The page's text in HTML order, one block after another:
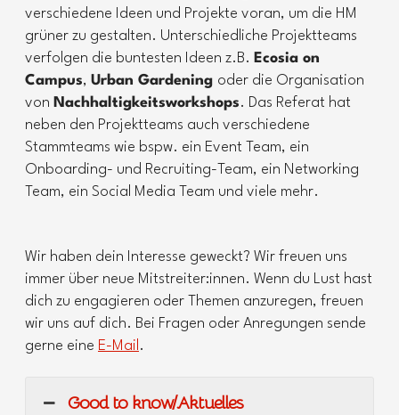
verschiedene Ideen und Projekte voran, um die HM
grüner zu gestalten. Unterschiedliche Projektteams
verfolgen die buntesten Ideen z.B. Ecosia on
Campus, Urban Gardening oder die Organisation
von Nachhaltigkeitsworkshops. Das Referat hat
neben den Projektteams auch verschiedene
Stammteams wie bspw. ein Event Team, ein
Onboarding- und Recruiting-Team, ein Networking
Team, ein Social Media Team und viele mehr.
Wir haben dein Interesse geweckt? Wir freuen uns
immer über neue Mitstreiter:innen. Wenn du Lust hast
dich zu engagieren oder Themen anzuregen, freuen
wir uns auf dich. Bei Fragen oder Anregungen sende
gerne eine E-Mail .
Good to know/Aktuelles